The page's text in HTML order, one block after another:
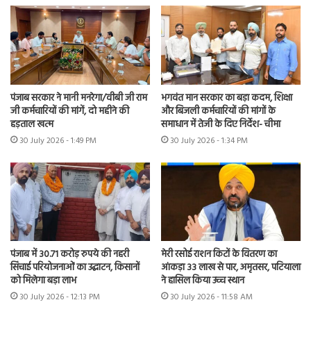
पंजाब सरकार ने मानी मनरेगा/वीबी जी राम
जी कर्मचारियों की मांगें, दो महीने की
हड़ताल खत्म
30 July 2026 - 1:49 PM
भगवंत मान सरकार का बड़ा कदम, शिक्षा
और बिजली कर्मचारियों की मांगों के
समाधान में तेजी के दिए निर्देश- चीमा
30 July 2026 - 1:34 PM
पंजाब में 30.71 करोड़ रुपये की नहरी
सिंचाई परियोजनाओं का उद्घाटन, किसानों
को मिलेगा बड़ा लाभ
30 July 2026 - 12:13 PM
मेरी रसोई राशन किटों के वितरण का
आंकड़ा 33 लाख से पार, अमृतसर, पटियाला
ने हासिल किया उच्च स्थान
30 July 2026 - 11:58 AM